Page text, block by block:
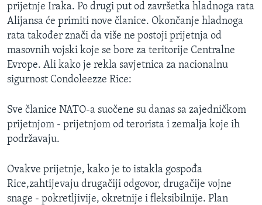
prijetnje Iraka. Po drugi put od završetka hladnoga rata
Alijansa će primiti nove članice. Okončanje hladnoga
rata također znači da više ne postoji prijetnja od
masovnih vojski koje se bore za teritorije Centralne
Evrope. Ali kako je rekla savjetnica za nacionalnu
sigurnost Condoleezze Rice:
Sve članice NATO-a suočene su danas sa zajedničkom
prijetnjom - prijetnjom od terorista i zemalja koje ih
podržavaju.
Ovakve prijetnje, kako je to istakla gospođa
Rice,zahtijevaju drugačiji odgovor, drugačije vojne
snage - pokretljivije, okretnije i fleksibilnije. Plan